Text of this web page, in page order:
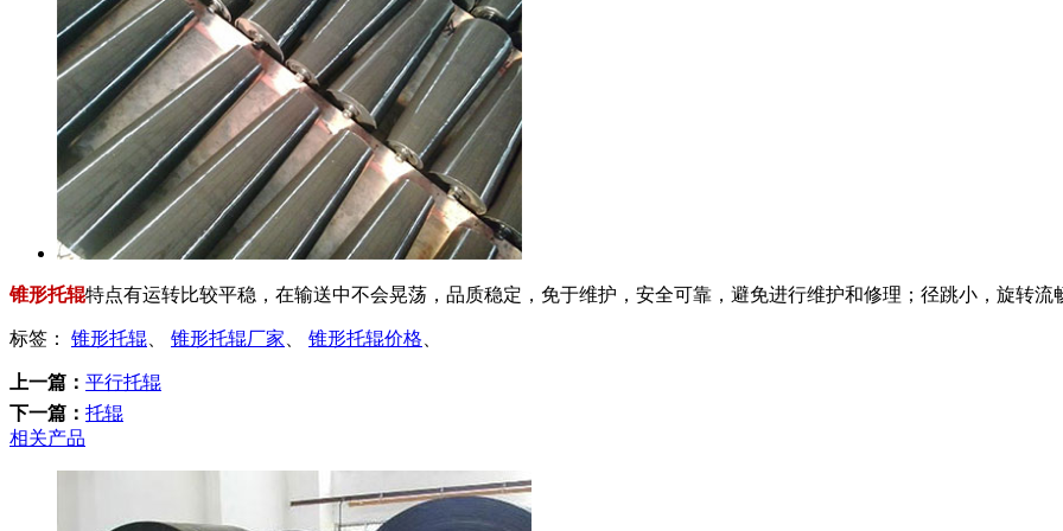
锥形托辊特点有运转比较平稳，在输送中不会晃荡，品质稳定，免于维护，安全可靠，避免进行维护和修理；径跳小，旋转流
标签： 锥形托辊 锥形托辊厂家 锥形托辊价格
上一篇： 平行托辊
下一篇： 托辊
相关产品